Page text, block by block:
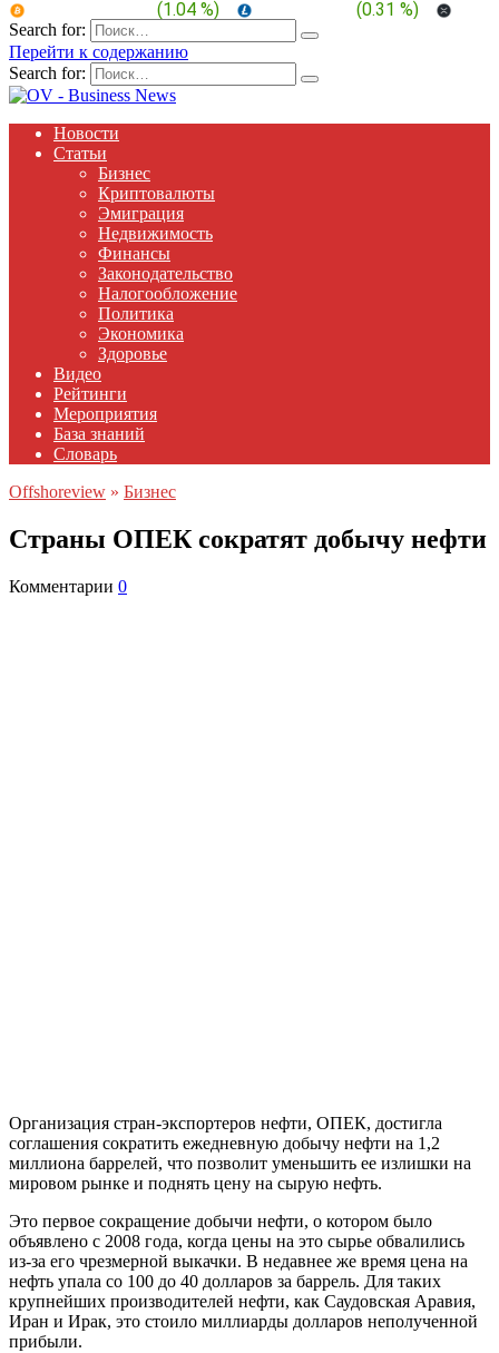
(1.04 %) (0.31 %)
Search for:
Перейти к содержанию
Search for:
Новости
Статьи
Бизнес
Криптовалюты
Эмиграция
Недвижимость
Финансы
Законодательство
Налогообложение
Политика
Экономика
Здоровье
Видео
Рейтинги
Мероприятия
База знаний
Словарь
Offshoreview » Бизнес
Страны ОПЕК сократят добычу нефти
Комментарии 0
Организация стран-экспортеров нефти, ОПЕК, достигла
соглашения сократить ежедневную добычу нефти на 1,2
миллиона баррелей, что позволит уменьшить ее излишки на
мировом рынке и поднять цену на сырую нефть.
Это первое сокращение добычи нефти, о котором было
объявлено с 2008 года, когда цены на это сырье обвалились
из-за его чрезмерной выкачки. В недавнее же время цена на
нефть упала со 100 до 40 долларов за баррель. Для таких
крупнейших производителей нефти, как Саудовская Аравия,
Иран и Ирак, это стоило миллиарды долларов неполученной
прибыли.